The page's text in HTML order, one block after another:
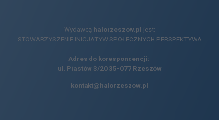
Wydawcą halorzeszow.pl jest:
STOWARZYSZENIE INICJATYW SPOŁECZNYCH PERSPEKTYWA
Adres do korespondencji:
ul. Piastów 3/20 35-077 Rzeszów
kontakt@halorzeszow.pl